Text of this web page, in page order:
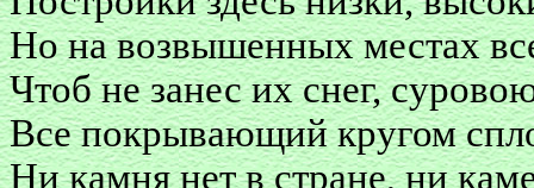
Но на возвышенных местах
Чтоб не занес их снег,
Все покрывающий кругом
Ни камня нет в стране, ни